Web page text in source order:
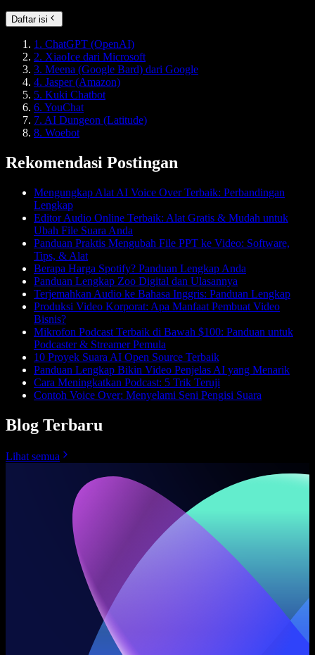
Daftar isi
1. ChatGPT (OpenAI)
2. XiaoIce dari Microsoft
3. Meena (Google Bard) dari Google
4. Jasper (Amazon)
5. Kuki Chatbot
6. YouChat
7. AI Dungeon (Latitude)
8. Woebot
Rekomendasi Postingan
Mengungkap Alat AI Voice Over Terbaik: Perbandingan
Lengkap
Editor Audio Online Terbaik: Alat Gratis & Mudah untuk
Ubah File Suara Anda
Panduan Praktis Mengubah File PPT ke Video: Software,
Tips, & Alat
Berapa Harga Spotify? Panduan Lengkap Anda
Panduan Lengkap Zoo Digital dan Ulasannya
Terjemahkan Audio ke Bahasa Inggris: Panduan Lengkap
Produksi Video Korporat: Apa Manfaat Pembuat Video
Bisnis?
Mikrofon Podcast Terbaik di Bawah $100: Panduan untuk
Podcaster & Streamer Pemula
10 Proyek Suara AI Open Source Terbaik
Panduan Lengkap Bikin Video Penjelas AI yang Menarik
Cara Meningkatkan Podcast: 5 Trik Teruji
Contoh Voice Over: Menyelami Seni Pengisi Suara
Blog Terbaru
Lihat semua